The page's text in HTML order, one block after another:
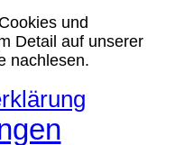
und
Detail auf unserer
nachlesen.